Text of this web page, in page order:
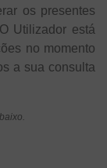
os presentes
Utilizador está
no momento
a sua consulta